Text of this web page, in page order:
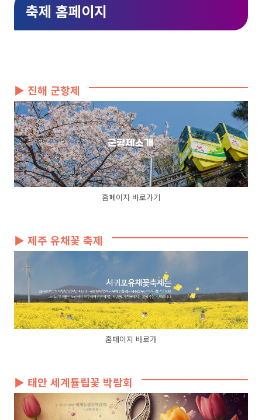
축제 홈페이지
▶ 진해 군항제
홈페이지 바로가기
▶ 제주 유채꽃 축제
홈페이지 바로가
▶ 태안 세계튤립꽃 박람회